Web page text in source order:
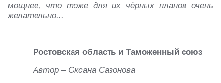
мощнее, что тоже для их чёрных планов очень
желательно...
Ростовская область и Таможенный союз
Автор – Оксана Сазонова